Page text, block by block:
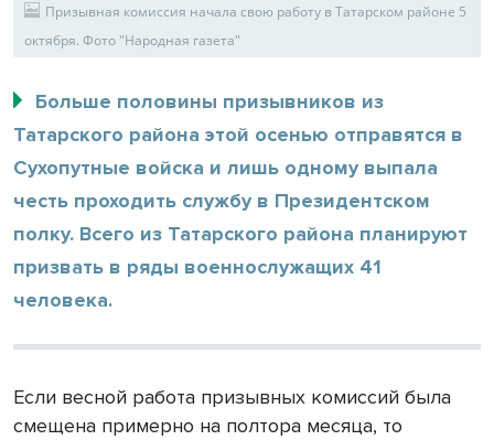
Призывная комиссия начала свою работу в Татарском районе 5
октября. Фото "Народная газета"
Больше половины призывников из
Татарского района этой осенью отправятся в
Сухопутные войска и лишь одному выпала
честь проходить службу в Президентском
полку. Всего из Татарского района планируют
призвать в ряды военнослужащих 41
человека.
Если весной работа призывных комиссий была
смещена примерно на полтора месяца, то